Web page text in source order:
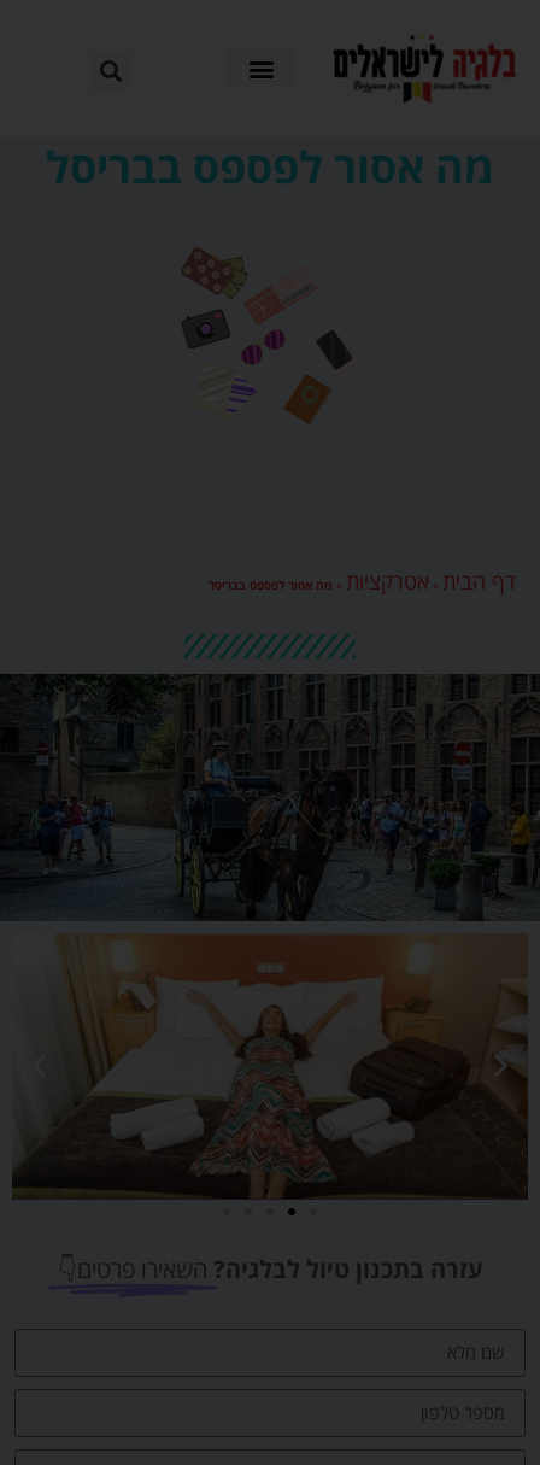
מה אסור לפספס בבריסל
דף הבית » אטרקציות » מה אסור לפספס בבריסל
מציאת מלון
פה!
עזרה בתכנון טיול לבלגיה? השאירו פרטים👇